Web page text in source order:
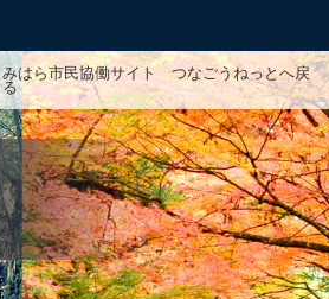
みはら市民協働サイト つなごうねっとへ戻
る